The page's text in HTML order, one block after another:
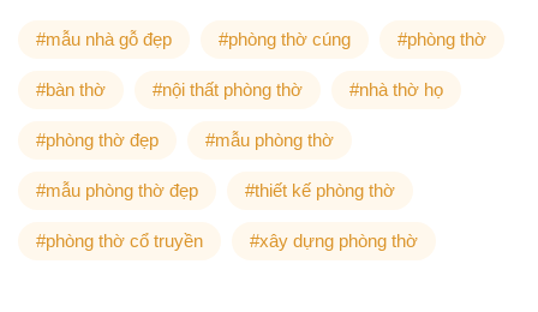
#mẫu nhà gỗ đẹp #phòng thờ cúng #phòng thờ
#bàn thờ #nội thất phòng thờ #nhà thờ họ
#phòng thờ đẹp #mẫu phòng thờ
#mẫu phòng thờ đẹp #thiết kế phòng thờ
#phòng thờ cổ truyền #xây dựng phòng thờ